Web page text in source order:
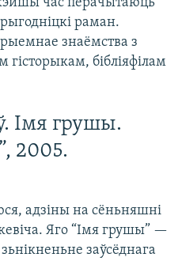
раман.
знаёмства з
бібліяфілам
Імя грушы.
2005.
адзіны на сёньняшні
Яго “Імя грушы” —
заўсёднага